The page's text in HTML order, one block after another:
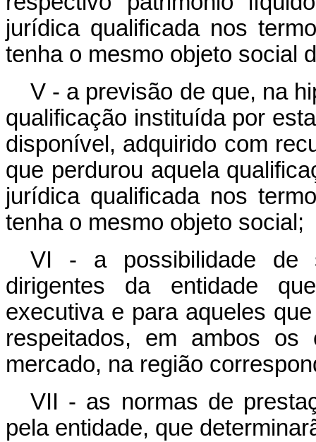
jurídica qualificada nos
tenha o mesmo objeto social
V - a previsão de que, na
qualificação instituída por
disponível, adquirido com
que perdurou aquela
jurídica qualificada nos
tenha o mesmo objeto social;
VI - a possibilidade de
dirigentes da entidade
executiva e para aqueles
respeitados, em ambos os
mercado, na região
VII - as normas de
pela entidade, que